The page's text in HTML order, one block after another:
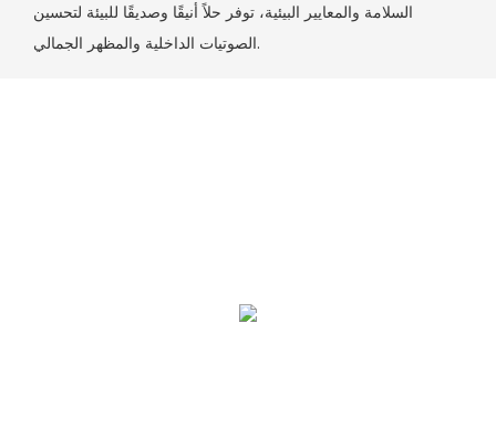
السلامة والمعايير البيئية، توفر حلاً أنيقًا وصديقًا للبيئة لتحسين
الصوتيات الداخلية والمظهر الجمالي.